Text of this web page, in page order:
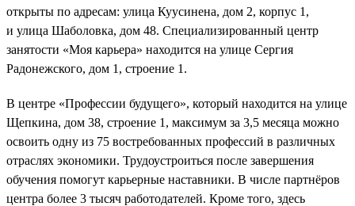
открыты по адресам: улица Куусинена, дом 2, корпус 1,
и улица Шаболовка, дом 48. Специализированный центр
занятости «Моя карьера» находится на улице Сергия
Радонежского, дом 1, строение 1.
В центре «Профессии будущего», который находится на улице
Щепкина, дом 38, строение 1, максимум за 3,5 месяца можно
освоить одну из 75 востребованных профессий в различных
отраслях экономики. Трудоустроиться после завершения
обучения помогут карьерные наставники. В числе партнёров
центра более 3 тысяч работодателей. Кроме того, здесь